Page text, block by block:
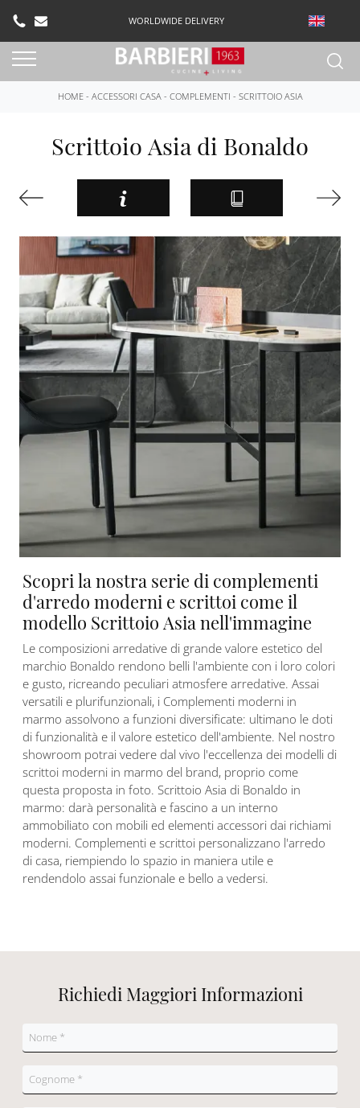
WORLDWIDE DELIVERY
HOME- ACCESSORI CASA- COMPLEMENTI - SCRITTOIO ASIA
Scrittoio Asia di Bonaldo
Scopri la nostra serie di complementi
d'arredo moderni e scrittoi come il
modello Scrittoio Asia nell'immagine
Le composizioni arredative di grande valore estetico del
marchio Bonaldo rendono belli l'ambiente con i loro colori
e gusto, ricreando peculiari atmosfere arredative. Assai
versatili e plurifunzionali, i Complementi moderni in
marmo assolvono a funzioni diversificate: ultimano le doti
di funzionalità e il valore estetico dell'ambiente. Nel nostro
showroom potrai vedere dal vivo l'eccellenza dei modelli di
scrittoi moderni in marmo del brand, proprio come
questa proposta in foto. Scrittoio Asia di Bonaldo in
marmo: darà personalità e fascino a un interno
ammobiliato con mobili ed elementi accessori dai richiami
moderni. Complementi e scrittoi personalizzano l'arredo
di casa, riempiendo lo spazio in maniera utile e
rendendolo assai funzionale e bello a vedersi.
Richiedi Maggiori Informazioni